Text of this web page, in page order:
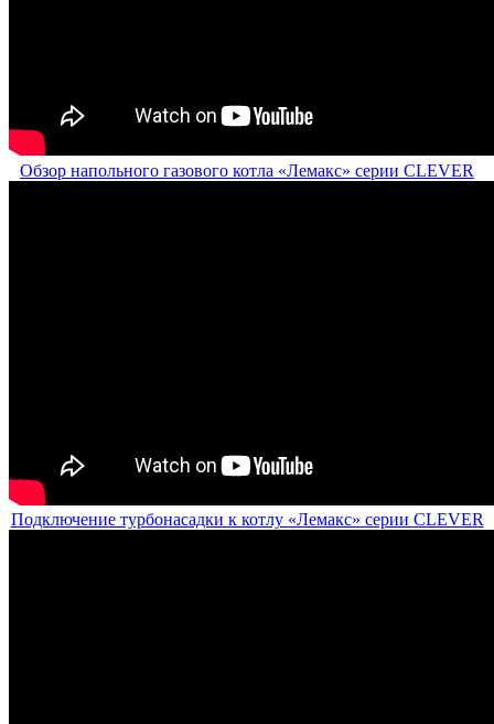
Обзор напольного газового котла «Лемакс» серии CLEVER
Подключение турбонасадки к котлу «Лемакс» серии CLEVER